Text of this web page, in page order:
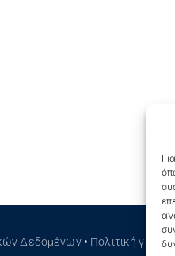
Δεδομένων• Πολιτική για τα